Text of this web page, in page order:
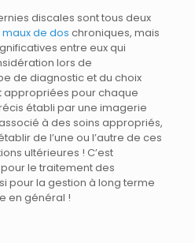
discales sont tous deux
maux de dos chroniques, mais
entre eux qui
lors de
de diagnostic et du choix
pour chaque
établi par une imagerie
à des soins appropriés,
de l’une ou l’autre de ces
ultérieures ! C’est
le traitement des
pour la gestion à long terme
en général !